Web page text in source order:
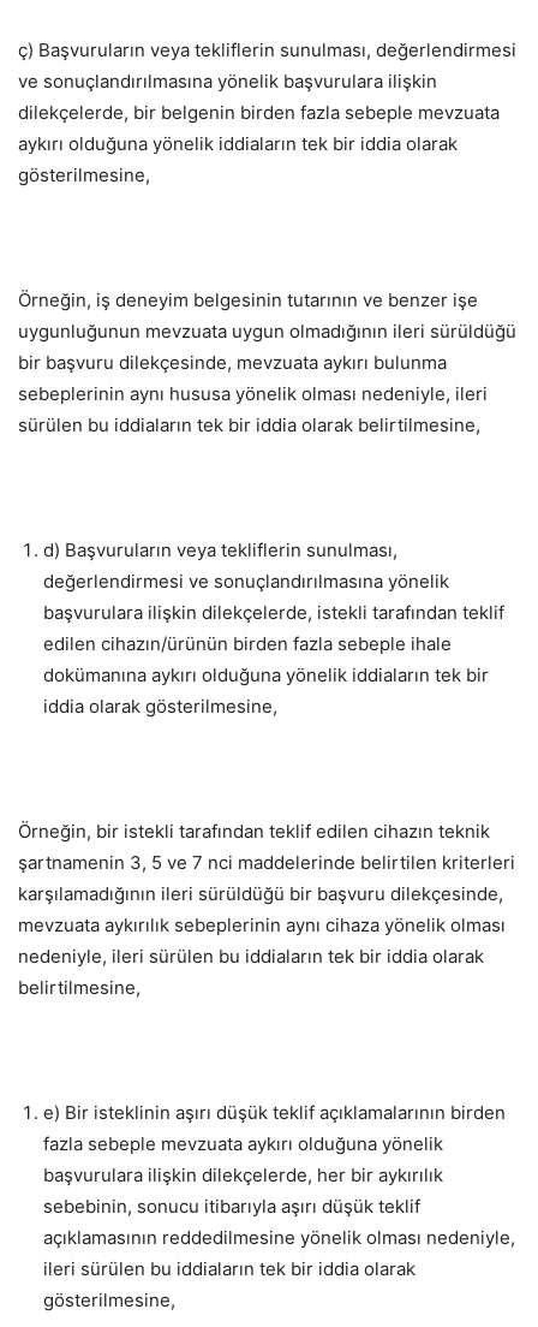
ç) Başvuruların veya tekliflerin sunulması, değerlendirmesi
ve sonuçlandırılmasına yönelik başvurulara ilişkin
dilekçelerde, bir belgenin birden fazla sebeple mevzuata
aykırı olduğuna yönelik iddiaların tek bir iddia olarak
gösterilmesine,
Örneğin, iş deneyim belgesinin tutarının ve benzer işe
uygunluğunun mevzuata uygun olmadığının ileri sürüldüğü
bir başvuru dilekçesinde, mevzuata aykırı bulunma
sebeplerinin aynı hususa yönelik olması nedeniyle, ileri
sürülen bu iddiaların tek bir iddia olarak belirtilmesine,
d) Başvuruların veya tekliflerin sunulması,
değerlendirmesi ve sonuçlandırılmasına yönelik
başvurulara ilişkin dilekçelerde, istekli tarafından teklif
edilen cihazın/ürünün birden fazla sebeple ihale
dokümanına aykırı olduğuna yönelik iddiaların tek bir
iddia olarak gösterilmesine,
Örneğin, bir istekli tarafından teklif edilen cihazın teknik
şartnamenin 3, 5 ve 7 nci maddelerinde belirtilen kriterleri
karşılamadığının ileri sürüldüğü bir başvuru dilekçesinde,
mevzuata aykırılık sebeplerinin aynı cihaza yönelik olması
nedeniyle, ileri sürülen bu iddiaların tek bir iddia olarak
belirtilmesine,
e) Bir isteklinin aşırı düşük teklif açıklamalarının birden
fazla sebeple mevzuata aykırı olduğuna yönelik
başvurulara ilişkin dilekçelerde, her bir aykırılık
sebebinin, sonucu itibarıyla aşırı düşük teklif
açıklamasının reddedilmesine yönelik olması nedeniyle,
ileri sürülen bu iddiaların tek bir iddia olarak
gösterilmesine,